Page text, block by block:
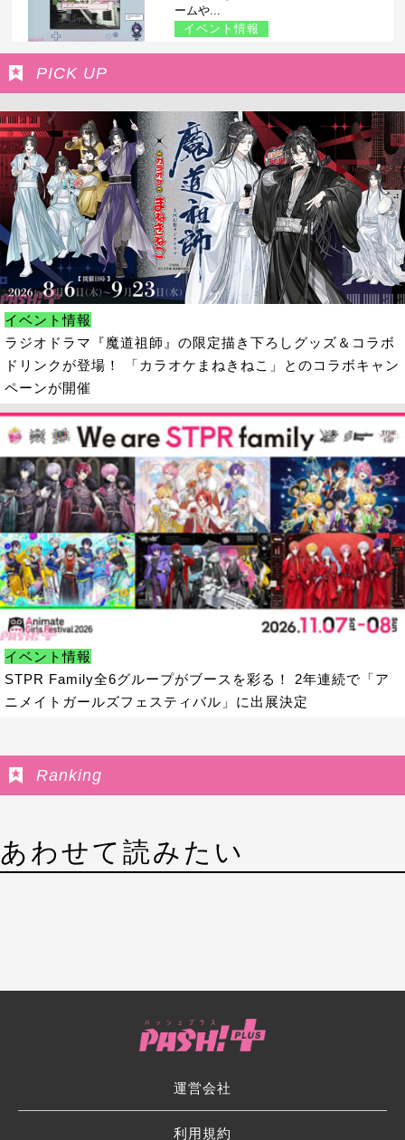
ームや...
イベント情報
PICK UP
イベント情報
ラジオドラマ『魔道祖師』の限定描き下ろしグッズ＆コラボ
ドリンクが登場！ 「カラオケまねきねこ」とのコラボキャン
ペーンが開催
イベント情報
STPR Family全6グループがブースを彩る！ 2年連続で「ア
ニメイトガールズフェスティバル」に出展決定
Ranking
あわせて読みたい
運営会社
利用規約